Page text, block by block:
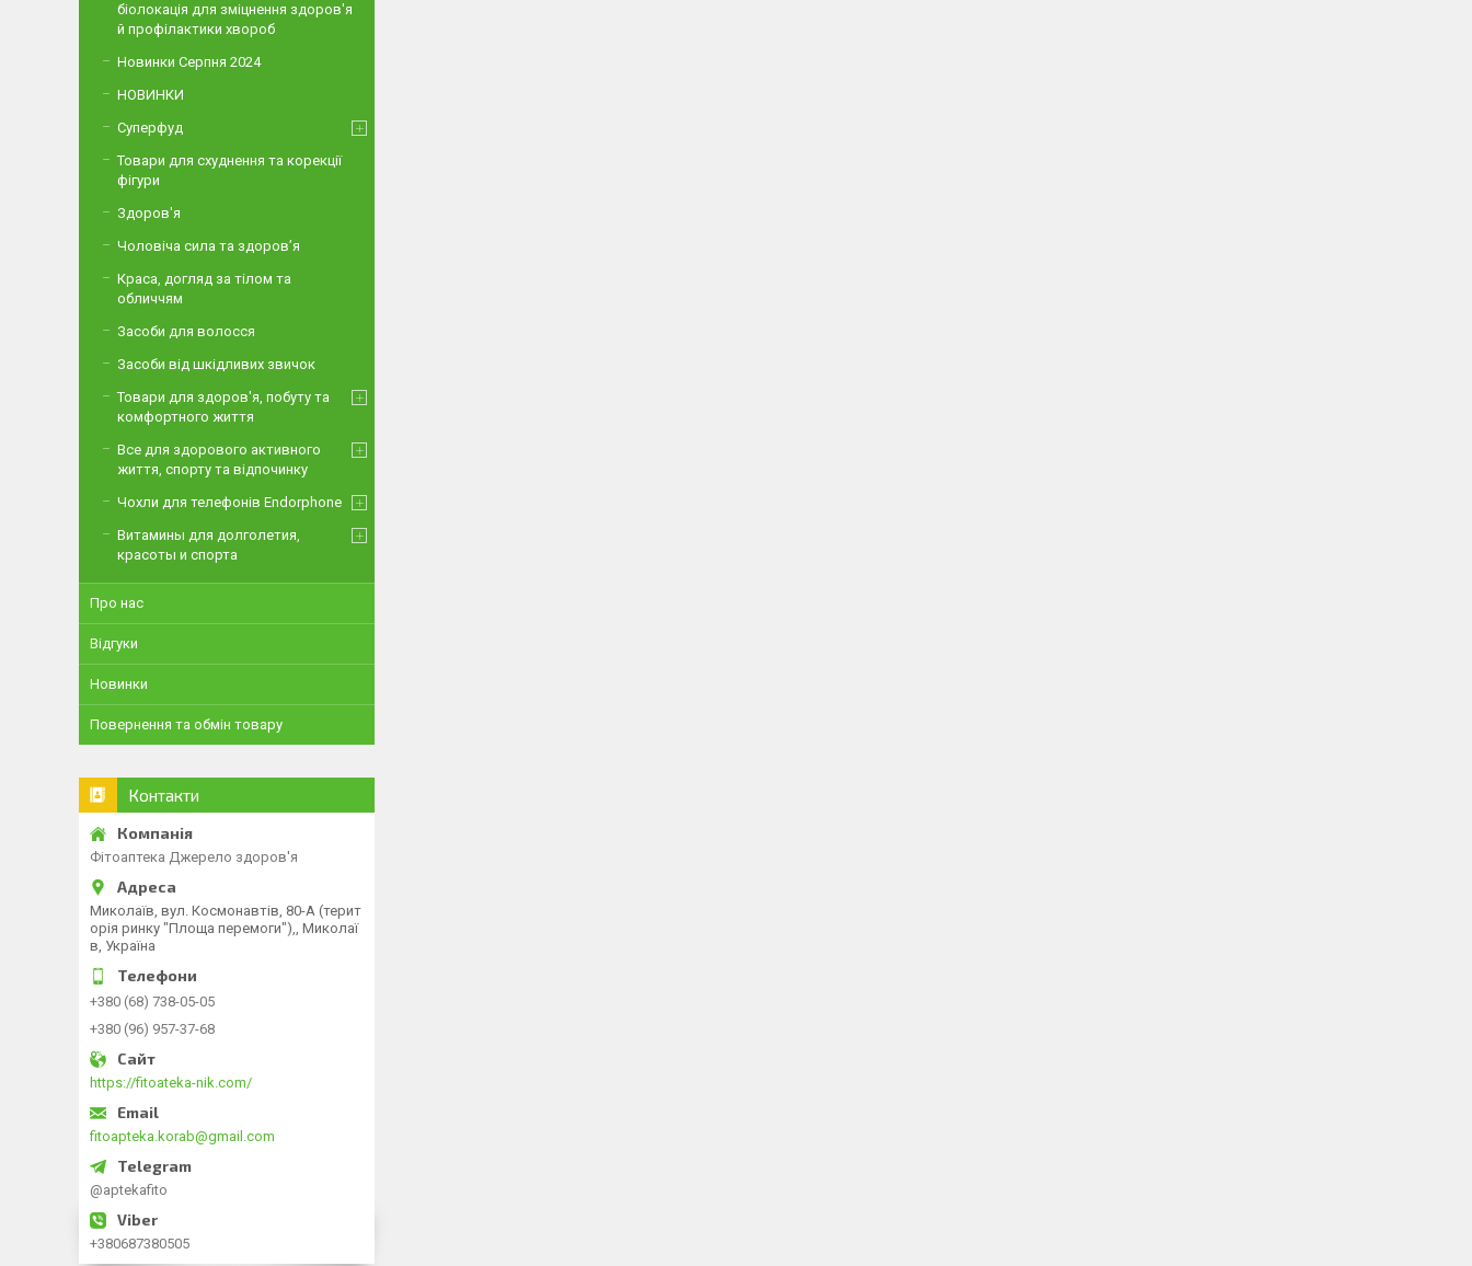
біолокація для зміцнення здоров'я
й профілактики хвороб
Новинки Серпня 2024
НОВИНКИ
Суперфуд
Товари для схуднення та корекції
фігури
Здоров'я
Чоловіча сила та здоров’я
Краса, догляд за тілом та
обличчям
Засоби для волосся
Засоби від шкідливих звичок
Товари для здоров'я, побуту та
комфортного життя
Все для здорового активного
життя, спорту та відпочинку
Чохли для телефонів Endorphone
Витамины для долголетия,
красоты и спорта
Про нас
Відгуки
Новинки
Повернення та обмін товару
Контакти
Фітоаптека Джерело здоров'я
Миколаїв, вул. Космонавтів, 80-А (терит
орія ринку "Площа перемоги"),, Миколаї
в, Україна
+380 (68) 738-05-05
+380 (96) 957-37-68
https://fitoateka-nik.com/
fitoapteka.korab@gmail.com
@aptekafito
+380687380505